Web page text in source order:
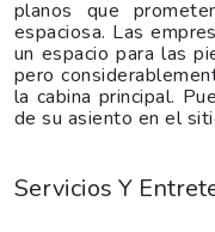
planos que
espaciosa. Las
un espacio para las
pero
la cabina principal.
de su asiento en el
Servicios Y